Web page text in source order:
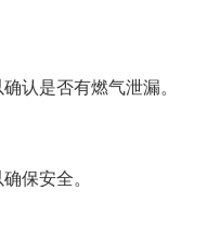
认是否有燃气泄漏。
保安全。